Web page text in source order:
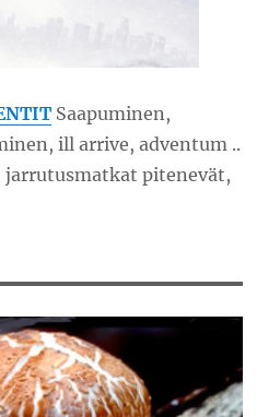
Saapuminen,
ill arrive, adventum ..
pitenevät,